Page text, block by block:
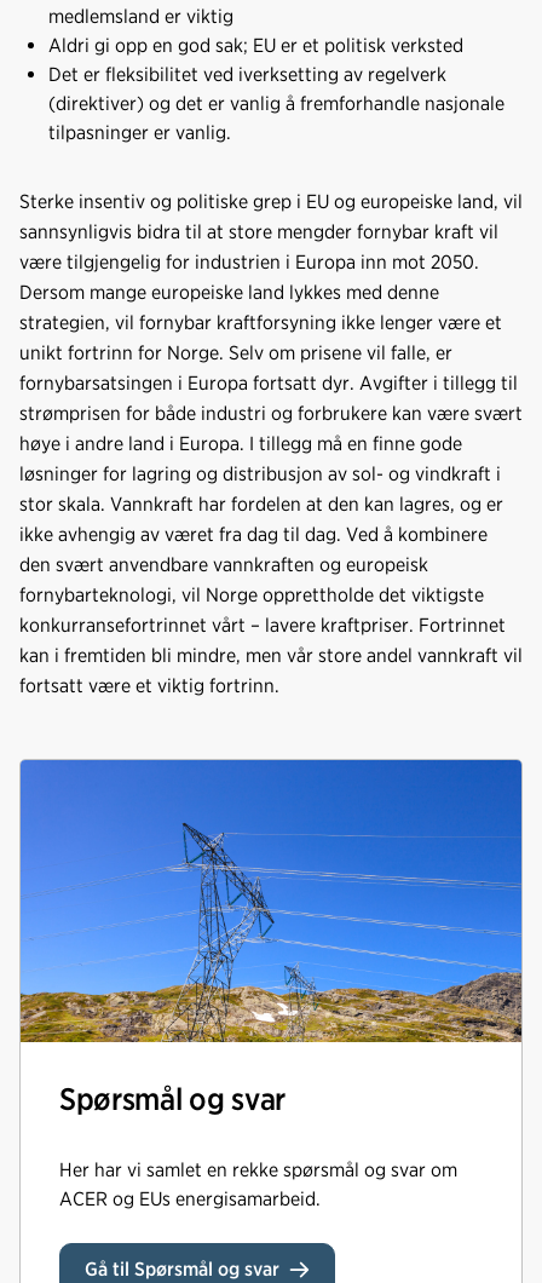
medlemsland er viktig
Aldri gi opp en god sak; EU er et politisk verksted
Det er fleksibilitet ved iverksetting av regelverk
(direktiver) og det er vanlig å fremforhandle nasjonale
tilpasninger er vanlig.
Sterke insentiv og politiske grep i EU og europeiske land, vil
sannsynligvis bidra til at store mengder fornybar kraft vil
være tilgjengelig for industrien i Europa inn mot 2050.
Dersom mange europeiske land lykkes med denne
strategien, vil fornybar kraftforsyning ikke lenger være et
unikt fortrinn for Norge. Selv om prisene vil falle, er
fornybarsatsingen i Europa fortsatt dyr. Avgifter i tillegg til
strømprisen for både industri og forbrukere kan være svært
høye i andre land i Europa. I tillegg må en finne gode
løsninger for lagring og distribusjon av sol- og vindkraft i
stor skala. Vannkraft har fordelen at den kan lagres, og er
ikke avhengig av været fra dag til dag. Ved å kombinere
den svært anvendbare vannkraften og europeisk
fornybarteknologi, vil Norge opprettholde det viktigste
konkurransefortrinnet vårt – lavere kraftpriser. Fortrinnet
kan i fremtiden bli mindre, men vår store andel vannkraft vil
fortsatt være et viktig fortrinn.
Spørsmål og svar
Her har vi samlet en rekke spørsmål og svar om
ACER og EUs energisamarbeid.
Gå til Spørsmål og svar